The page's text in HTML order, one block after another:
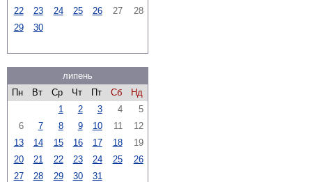
22
23 24 25 26 27
28
29
30
липень
Пн
Вт Ср Чт Пт Сб
Нд
1
2 3 4
5
6
7 8 9 10 11
12
13
14 15 16 17 18
19
20
21 22 23 24 25
26
27
28 29 30 31